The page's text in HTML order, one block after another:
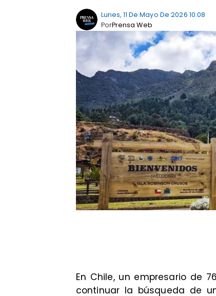
Lunes, 11 De Mayo De 2026 10:08
Prensa Web
Por
En Chile, un empresario de
continuar la búsqueda de